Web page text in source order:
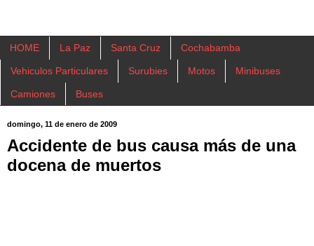
HOME La Paz Santa Cruz Cochabamba
Vehiculos Particulares Surubies Motos Minibuses
Camiones Buses
domingo, 11 de enero de 2009
Accidente de bus causa más de una
docena de muertos